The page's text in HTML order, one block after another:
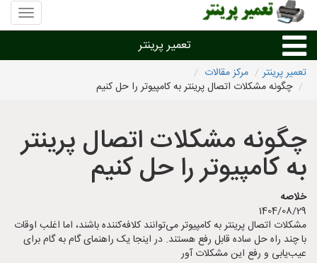
منوی
سایت
پرینتر
تعمیر پرینتر
تعمیر براساس نوع پرینتر
تعمیر پرینتر براساس برند
تعمیر پرینتر در شهرها
تعمیر پرینتر
مرکز مقالات
چگونه مشکلات اتصال پرینتر به کامپیوتر را حل کنیم
چگونه مشکلات اتصال پرینتر
به کامپیوتر را حل کنیم
خلاصه
1404/08/29
مشکلات اتصال پرینتر به کامپیوتر می‌توانند کلافه‌کننده باشند، اما اغلب اوقات
با چند راه حل ساده قابل رفع هستند. در اینجا یک راهنمای گام به گام برای
عیب‌یابی و رفع این مشکلات آور